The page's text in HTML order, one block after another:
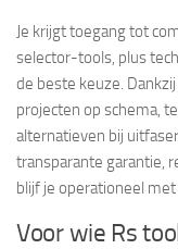
Je krijgt toegang tot
selector-tools, plus
de beste keuze.
projecten op schema,
alternatieven bij
transparante garantie,
blijf je operationeel
Voor wie Rs